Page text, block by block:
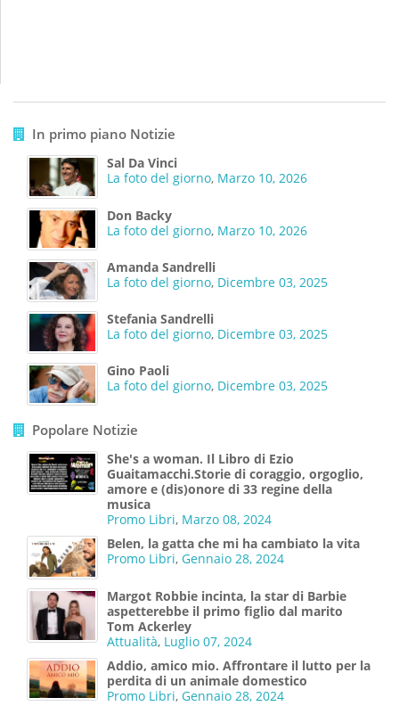
In primo piano Notizie
Sal Da Vinci
La foto del giorno, Marzo 10, 2026
Don Backy
La foto del giorno, Marzo 10, 2026
Amanda Sandrelli
La foto del giorno, Dicembre 03, 2025
Stefania Sandrelli
La foto del giorno, Dicembre 03, 2025
Gino Paoli
La foto del giorno, Dicembre 03, 2025
Popolare Notizie
She's a woman. Il Libro di Ezio
Guaitamacchi.Storie di coraggio, orgoglio,
amore e (dis)onore di 33 regine della
musica
Promo Libri, Marzo 08, 2024
Belen, la gatta che mi ha cambiato la vita
Promo Libri, Gennaio 28, 2024
Margot Robbie incinta, la star di Barbie
aspetterebbe il primo figlio dal marito
Tom Ackerley
Attualità, Luglio 07, 2024
Addio, amico mio. Affrontare il lutto per la
perdita di un animale domestico
Promo Libri, Gennaio 28, 2024